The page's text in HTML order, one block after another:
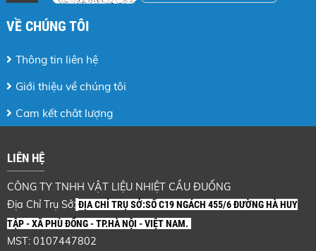
VỀ CHÚNG TÔI
Thông tin liên hệ
Giới thiệu về chúng tôi
Cam kết chât lượng
LIÊN HỆ
CÔNG TY TNHH VẬT LIỆU NHIỆT CẦU ĐUỐNG
Địa Chỉ Trụ Sở: ĐỊA CHỈ TRỤ SỞ:SỐ C19 NGÁCH 455/6 ĐƯỜNG HÀ HUY
TẬP - XÃ PHÙ ĐỔNG - TP.HÀ NỘI - VIỆT NAM.
MST: 0107447802